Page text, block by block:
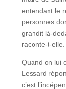
entendant le
personnes
grandit là-
raconte-t-elle.
Quand on lui
Lessard
c’est